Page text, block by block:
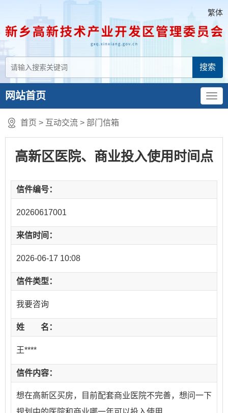
繁体
网站首页
首页 > 互动交流 > 部门信箱
高新区医院、商业投入使用时间点
信件编号：
20260617001
来信时间：
2026-06-17 10:08
信件类型：
我要咨询
姓 名：
王****
信件内容：
想在高新区买房，目前配套商业医院不完善，想问一下